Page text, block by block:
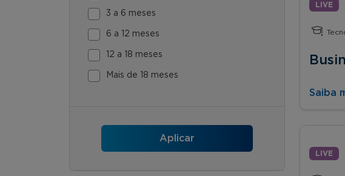
3 a 6 meses
6 a 12 meses
12 a 18 meses
Mais de 18 meses
LIVE
Saiba
LIVE